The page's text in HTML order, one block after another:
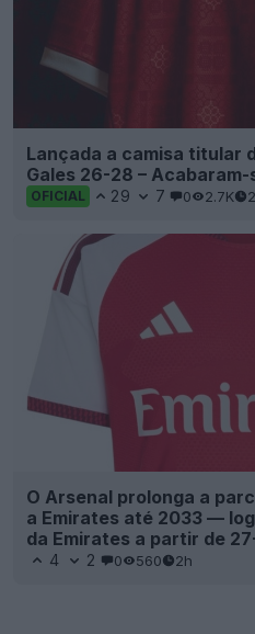
Lançada a camisa titular
Gales 26-28 – Acabaram-
OFICIAL 29 7 0 2.7K
O Arsenal prolonga a
a Emirates até 2033 —
da Emirates a partir de
4 2 0 560 2h